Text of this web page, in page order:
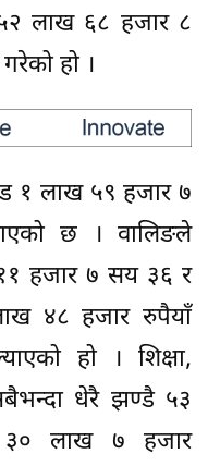
लाख ६८ हजार ८
हो ।
१ लाख ५९ हजार ७
छ । वालिङले
हजार ७ सय ३६ र
४८ हजार रुपैयाँ
हो । शिक्षा,
धेरै झण्डै ५३
३० लाख ७ हजार